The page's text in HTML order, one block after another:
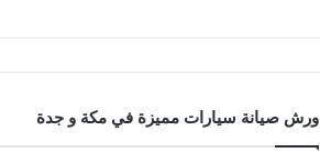
ورش صيانة سيارات مميزة في مكة و جدة